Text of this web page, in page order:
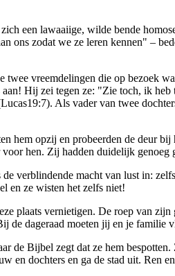
een lawaaiige, wilde bende
ons zodat we ze leren kennen" –
vreemdelingen die op bezoek
Hij zei tegen ze: "Zie toch, ik heb
Als vader van twee
hem opzij en probeerden de deur
hen. Zij hadden duidelijk genoeg
verblindende macht van lust in:
en ze wisten het zelfs niet!
plaats vernietigen. De roep van
de dageraad moeten jij en je
de Bijbel zegt dat ze hem
en dochters en ga de stad uit. Ren